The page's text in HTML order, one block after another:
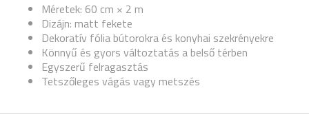
Méretek: 60 cm × 2 m
Dizájn: matt fekete
Dekoratív fólia bútorokra és konyhai szekrényekre
Könnyű és gyors változtatás a belső térben
Egyszerű felragasztás
Tetszőleges vágás vagy metszés